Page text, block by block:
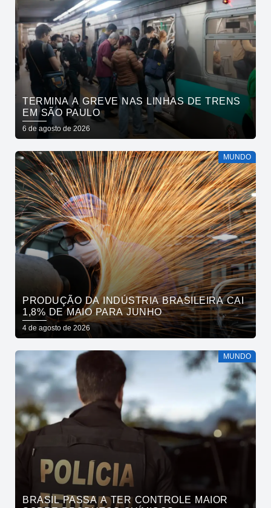
TERMINA A GREVE NAS LINHAS DE TRENS
EM SÃO PAULO
6 de agosto de 2026
MUNDO
PRODUÇÃO DA INDÚSTRIA BRASILEIRA CAI
1,8% DE MAIO PARA JUNHO
4 de agosto de 2026
MUNDO
BRASIL PASSA A TER CONTROLE MAIOR